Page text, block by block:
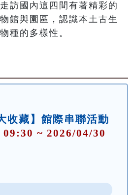
訪國內這四間有著精彩的
館與園區，認識本土古生
種的多樣性。
收藏】館際串聯活動
~ 2026/04/30